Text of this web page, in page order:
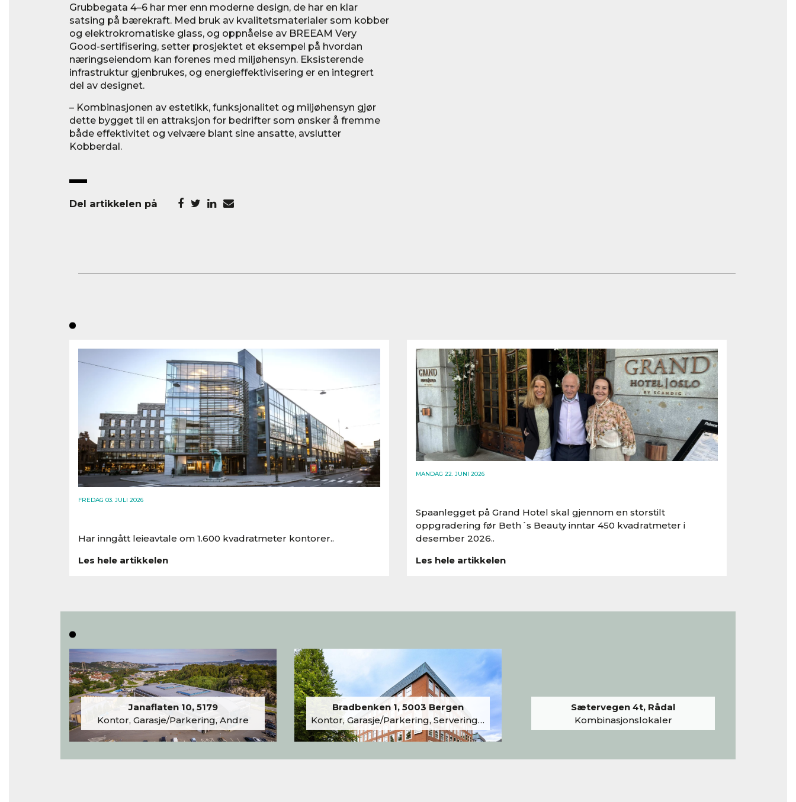
Grubbegata 4–6 har mer enn moderne design, de har en klar
satsing på bærekraft. Med bruk av kvalitetsmaterialer som kobber
og elektrokromatiske glass, og oppnåelse av BREEAM Very
Good-sertifisering, setter prosjektet et eksempel på hvordan
næringseiendom kan forenes med miljøhensyn. Eksisterende
infrastruktur gjenbrukes, og energieffektivisering er en integrert
del av designet.
– Kombinasjonen av estetikk, funksjonalitet og miljøhensyn gjør
dette bygget til en attraksjon for bedrifter som ønsker å fremme
både effektivitet og velvære blant sine ansatte, avslutter
Kobberdal.
Del artikkelen på
FREDAG 03. JULI 2026
Har inngått leieavtale om 1.600 kvadratmeter kontorer..
Les hele artikkelen
MANDAG 22. JUNI 2026
Spaanlegget på Grand Hotel skal gjennom en storstilt
oppgradering før Beth´s Beauty inntar 450 kvadratmeter i
desember 2026..
Les hele artikkelen
Janaflaten 10, 5179
Kontor, Garasje/Parkering, Andre
Bradbenken 1, 5003 Bergen
Kontor, Garasje/Parkering, Serveringslokale/Kantine, Undervisning/Arrangement
Sætervegen 4t, Rådal
Kombinasjonslokaler